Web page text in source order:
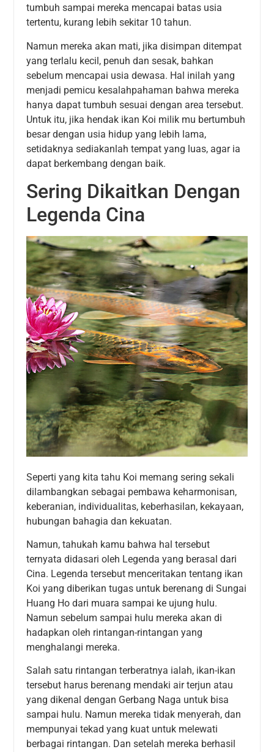
tumbuh sampai mereka mencapai batas usia
tertentu, kurang lebih sekitar 10 tahun.
Namun mereka akan mati, jika disimpan ditempat
yang terlalu kecil, penuh dan sesak, bahkan
sebelum mencapai usia dewasa. Hal inilah yang
menjadi pemicu kesalahpahaman bahwa mereka
hanya dapat tumbuh sesuai dengan area tersebut.
Untuk itu, jika hendak ikan Koi milik mu bertumbuh
besar dengan usia hidup yang lebih lama,
setidaknya sediakanlah tempat yang luas, agar ia
dapat berkembang dengan baik.
Sering Dikaitkan Dengan
Legenda Cina
Seperti yang kita tahu Koi memang sering sekali
dilambangkan sebagai pembawa keharmonisan,
keberanian, individualitas, keberhasilan, kekayaan,
hubungan bahagia dan kekuatan.
Namun, tahukah kamu bahwa hal tersebut
ternyata didasari oleh Legenda yang berasal dari
Cina. Legenda tersebut menceritakan tentang ikan
Koi yang diberikan tugas untuk berenang di Sungai
Huang Ho dari muara sampai ke ujung hulu.
Namun sebelum sampai hulu mereka akan di
hadapkan oleh rintangan-rintangan yang
menghalangi mereka.
Salah satu rintangan terberatnya ialah, ikan-ikan
tersebut harus berenang mendaki air terjun atau
yang dikenal dengan Gerbang Naga untuk bisa
sampai hulu. Namun mereka tidak menyerah, dan
mempunyai tekad yang kuat untuk melewati
berbagai rintangan. Dan setelah mereka berhasil